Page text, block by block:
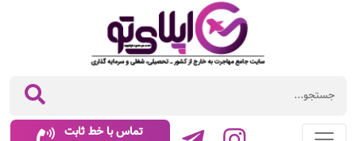
تماس با خط ثابت